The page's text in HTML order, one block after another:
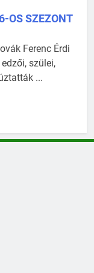
OS SZEZONT
Ferenc Érdi
szülei,
...